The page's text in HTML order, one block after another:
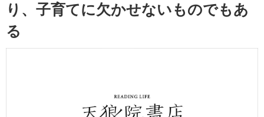
り、子育てに欠かせないものでもあ
る